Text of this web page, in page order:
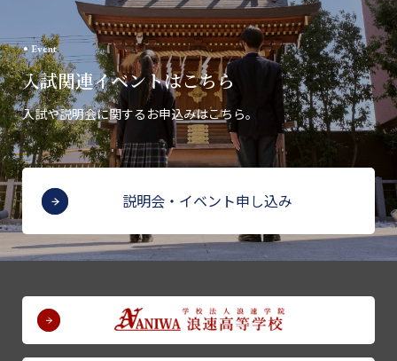
Event
入試関連イベントはこちら
入試や説明会に関するお申込みはこちら。
説明会・イベント申し込み